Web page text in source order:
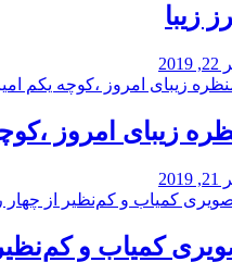
زیبا
زیبای امروز
کمیاب و کم‌نظیر از